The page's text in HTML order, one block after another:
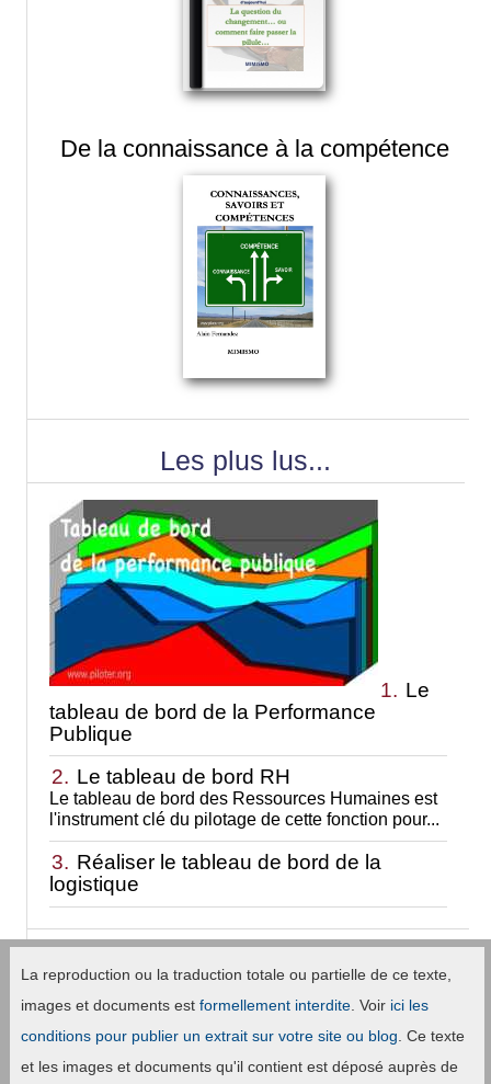
De la connaissance à la compétence
Les plus lus...
1. Le
tableau de bord de la Performance
Publique
2. Le tableau de bord RH
Le tableau de bord des Ressources Humaines est
l'instrument clé du pilotage de cette fonction pour...
3. Réaliser le tableau de bord de la
logistique
La reproduction ou la traduction totale ou partielle de ce texte,
images et documents est formellement interdite. Voir ici les
conditions pour publier un extrait sur votre site ou blog . Ce texte
et les images et documents qu'il contient est déposé auprès de